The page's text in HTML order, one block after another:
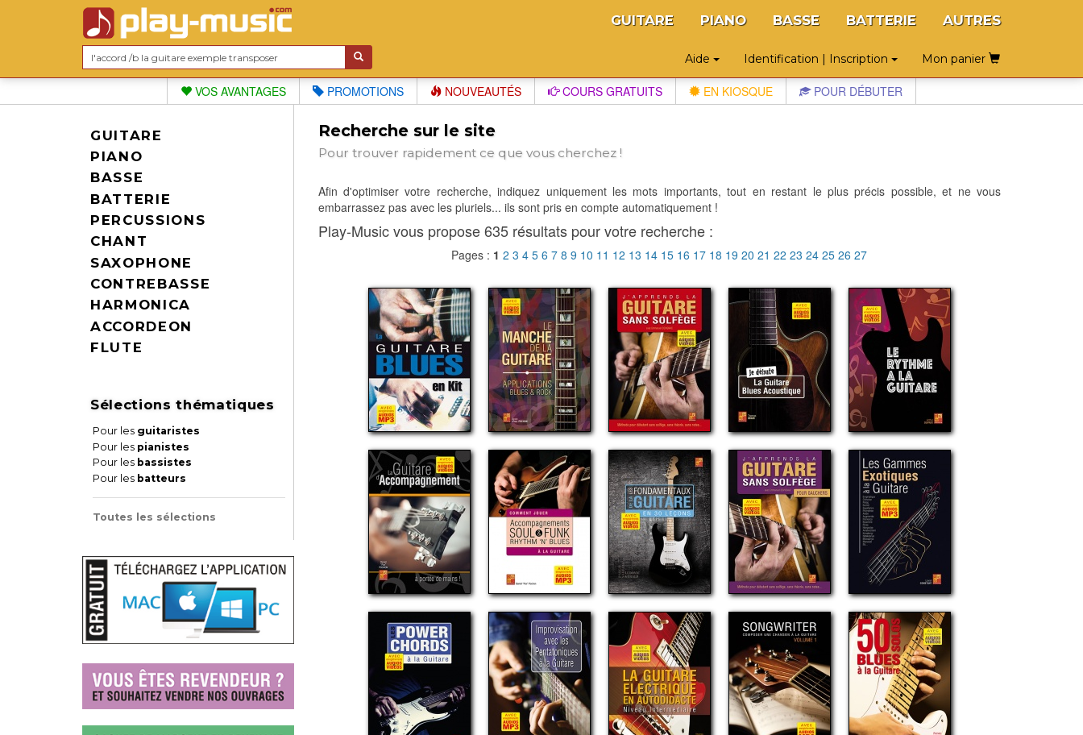
GUITARE PIANO BASSE BATTERIE AUTRES
Aide Identification | Inscription Mon panier
VOS AVANTAGES PROMOTIONS NOUVEAUTÉS COURS GRATUITS EN KIOSQUE POUR DÉBUTER
GUITARE
PIANO
BASSE
BATTERIE
PERCUSSIONS
CHANT
SAXOPHONE
CONTREBASSE
HARMONICA
ACCORDEON
FLUTE
Sélections thématiques
Pour les guitaristes
Pour les pianistes
Pour les bassistes
Pour les batteurs
Toutes les sélections
Recherche sur le site
Pour trouver rapidement ce que vous cherchez !
Afin d'optimiser votre recherche, indiquez uniquement les mots importants, tout en restant le plus précis possible, et ne vous
embarrassez pas avec les pluriels... ils sont pris en compte automatiquement !
Play-Music vous propose 635 résultats pour votre recherche :
Pages : 1 2 3 4 5 6 7 8 9 10 11 12 13 14 15 16 17 18 19 20 21 22 23 24 25 26 27